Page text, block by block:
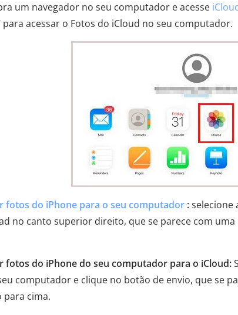
um navegador no seu computador e acesse
para acessar o Fotos do iCloud no seu computador.
fotos do iPhone para o seu computador :selecione
no canto superior direito, que se parece com
fotos do iPhone do seu computador para o iCloud:
computador e clique no botão de envio, que se
cima.